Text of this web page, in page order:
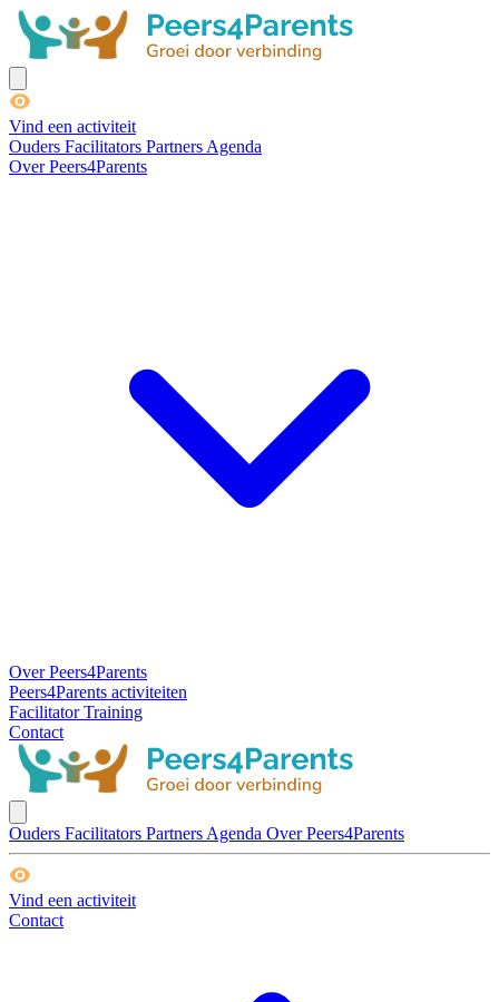
Vind een activiteit
Ouders Facilitators Partners Agenda
Over Peers4Parents
Over Peers4Parents
Peers4Parents activiteiten
Facilitator Training
Contact
Ouders Facilitators Partners Agenda Over Peers4Parents
Vind een activiteit
Contact